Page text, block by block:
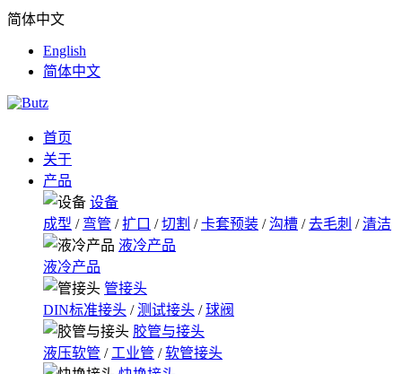
简体中文
English
简体中文
首页
关于
产品
设备
成型 / 弯管 /扩口 /切割 /卡套预装 /沟槽 /去毛刺 /清洁
液冷产品
液冷产品
管接头
DIN标准接头 /测试接头 /球阀
胶管与接头
液压软管 / 工业管 /软管接头